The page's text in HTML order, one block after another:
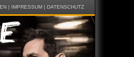
EN| IMPRESSUM| DATENSCHUTZ